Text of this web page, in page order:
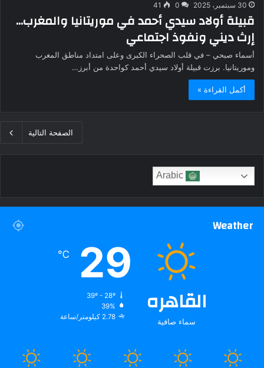
30 سبتمبر، 2025 0
41
قبيلة أولاد سيدي أحمد في موريتانيا والمغرب…
إرث ديني ونفوذ اجتماعي
أسماء صبحي – في قلب الصحراء الكبرى وعلى امتداد مناطق المغرب
وموريتانيا. برزت قبيلة أولاد سيدي أحمد كواحدة من أبرز…
أكمل القراءة »
الصفحة التالية
Weather
القاهره
سماء صافية
29
℃
39º - 28º
39%
2.78 كيلومتر/ساعة